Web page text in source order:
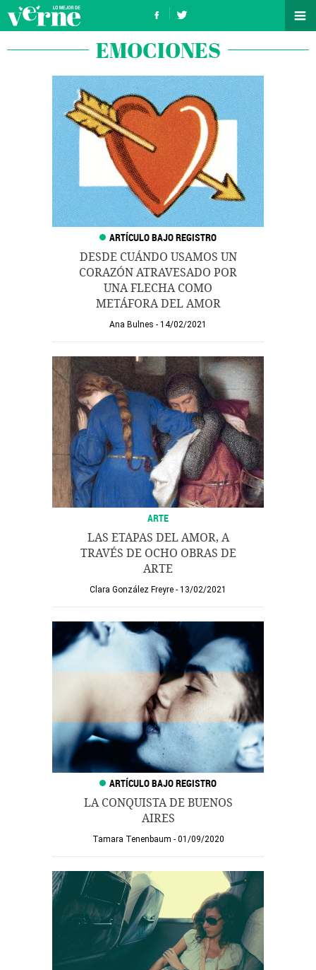
EMOCIONES
DESDE CUÁNDO USAMOS UN
CORAZÓN ATRAVESADO POR
UNA FLECHA COMO
METÁFORA DEL AMOR
Ana Bulnes 14/02/2021
ARTE
LAS ETAPAS DEL AMOR, A
TRAVÉS DE OCHO OBRAS DE
ARTE
Clara González Freyre 13/02/2021
LA CONQUISTA DE BUENOS
AIRES
Tamara Tenenbaum 01/09/2020